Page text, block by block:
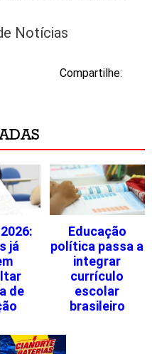
Notícias
Compartilhe:
já
de
Educação
política passa a
integrar
currículo
escolar
brasileiro